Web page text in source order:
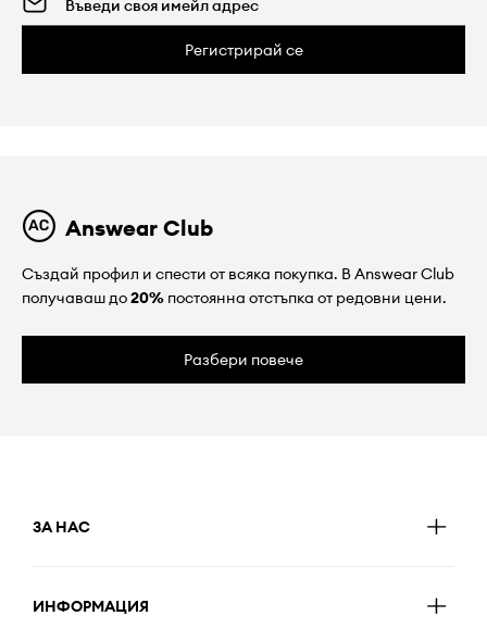
Регистрирай се
Answear Club
Създай профил и спести от всяка покупка. В Answear Club
получаваш до20% постоянна отстъпка от редовни цени.
Разбери повече
ЗА НАС
ИНФОРМАЦИЯ